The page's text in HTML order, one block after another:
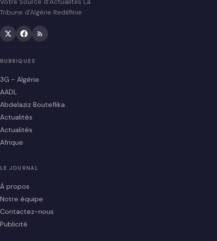
Votre Source d’Actualités La
Tribune d'Algérie Redéfinie
RUBRIQUES
3G - Algérie
AADL
Abdelaziz Bouteflika
Actualités
Actualités
Afrique
LE JOURNAL
À propos
Notre équipe
Contactez-nous
Publicité